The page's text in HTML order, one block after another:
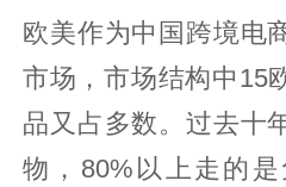
欧美作为中国跨境电
市场，市场结构中15
品又占多数。过去十
物，80%以上走的